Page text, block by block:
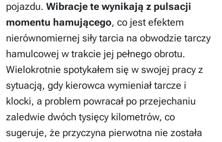
pojazdu. Wibracje te wynikają z pulsacji
momentu hamującego, co jest efektem
nierównomiernej siły tarcia na obwodzie tarczy
hamulcowej w trakcie jej pełnego obrotu.
Wielokrotnie spotykałem się w swojej pracy z
sytuacją, gdy kierowca wymieniał tarcze i
klocki, a problem powracał po przejechaniu
zaledwie dwóch tysięcy kilometrów, co
sugeruje, że przyczyna pierwotna nie została